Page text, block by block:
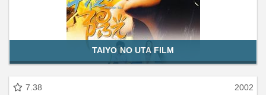
TAIYO NO UTA FILM
7.38 2002